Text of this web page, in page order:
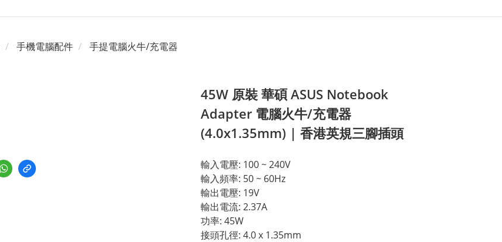
手機電腦配件 手提電腦火牛/充電器
45W 原裝 華碩 ASUS Notebook
Adapter 電腦火牛/充電器
(4.0x1.35mm) | 香港英規三腳插頭
輸入電壓: 100 ~ 240V
輸入頻率: 50 ~ 60Hz
輸出電壓: 19V
輸出電流: 2.37A
功率: 45W
接頭孔徑: 4.0 x 1.35mm